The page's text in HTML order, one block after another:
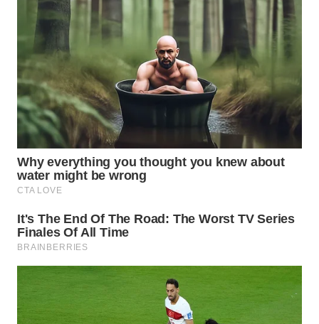
PRIANGAN
TIMUR
WN
SEMARANG
WN
SOLO
BOROBUDUR
WN